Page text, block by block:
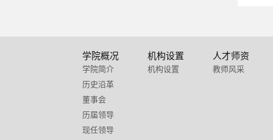
学院概况
学院简介
历史沿革
董事会
历届领导
现任领导
机构设置
机构设置
人才师资
教师风采